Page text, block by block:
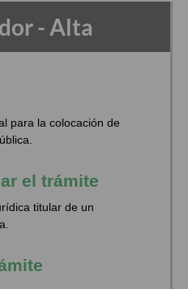
- Alta
para la colocación de
el trámite
titular de un